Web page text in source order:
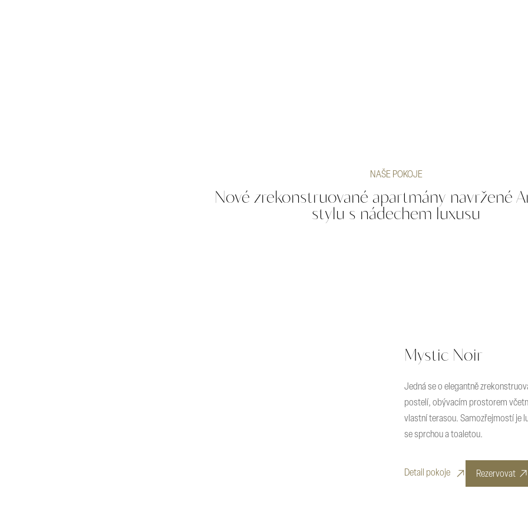
NAŠE POKOJE
Nové zrekonstruované apartmány navržené
stylu s nádechem luxusu
Mystic Noir
Jedná se o elegantně
postelí, obývacím prostorem
vlastní terasou. Samozřejmostí je
se sprchou a toaletou.
Detail pokoje Rezervovat